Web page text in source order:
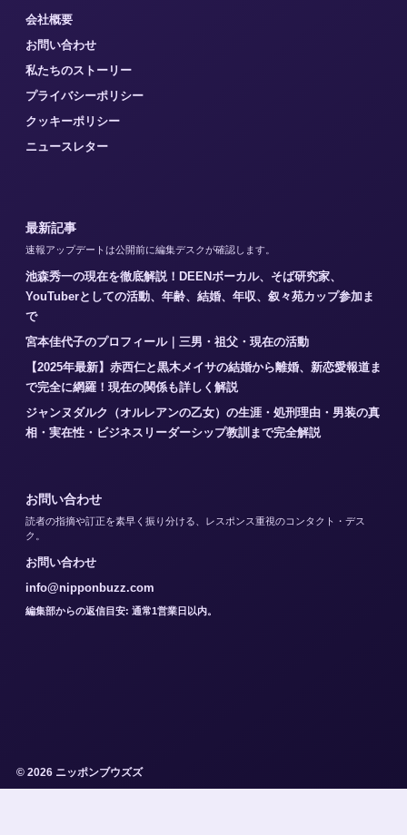
会社概要
お問い合わせ
私たちのストーリー
プライバシーポリシー
クッキーポリシー
ニュースレター
最新記事
速報アップデートは公開前に編集デスクが確認します。
池森秀一の現在を徹底解説！DEENボーカル、そば研究家、
YouTuberとしての活動、年齢、結婚、年収、叙々苑カップ参加ま
で
宮本佳代子のプロフィール｜三男・祖父・現在の活動
【2025年最新】赤西仁と黒木メイサの結婚から離婚、新恋愛報道ま
で完全に網羅！現在の関係も詳しく解説
ジャンヌダルク（オルレアンの乙女）の生涯・処刑理由・男装の真
相・実在性・ビジネスリーダーシップ教訓まで完全解説
お問い合わせ
読者の指摘や訂正を素早く振り分ける、レスポンス重視のコンタクト・デス
ク。
お問い合わせ
info@nipponbuzz.com
編集部からの返信目安: 通常1営業日以内。
© 2026 ニッポンブウズズ